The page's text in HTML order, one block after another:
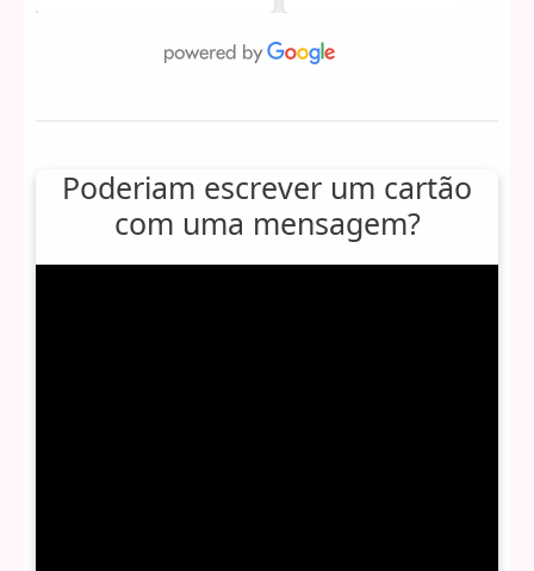
Poderiam escrever um cartão
com uma mensagem?